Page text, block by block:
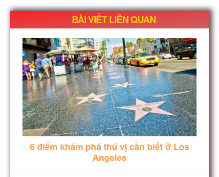
BÀI VIẾT LIÊN QUAN
6 điểm khám phá thú vị cần biết ở Los
Angeles